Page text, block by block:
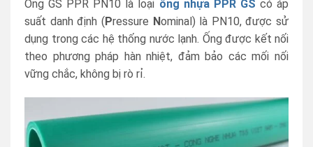
Ống GS PPR PN10 là loại ống nhựa PPR GS có áp
suất danh định (Pressure Nominal) là PN10, được sử
dụng trong các hệ thống nước lạnh. Ống được kết nối
theo phương pháp hàn nhiệt, đảm bảo các mối nối
vững chắc, không bị rò rỉ.